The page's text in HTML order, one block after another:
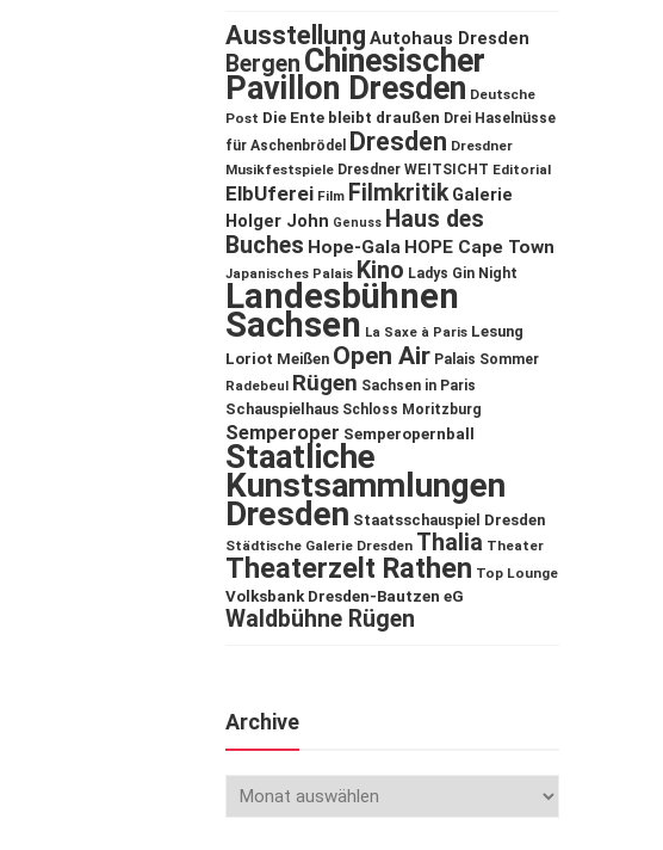
Ausstellung Autohaus Dresden
Bergen Chinesischer
Pavillon Dresden Deutsche
Post Die Ente bleibt draußen Drei Haselnüsse
für Aschenbrödel
Dresden Dresdner
Musikfestspiele Dresdner WEITSICHT Editorial
ElbUferei Film Filmkritik Galerie
Holger John Genuss Haus des
Buches Hope-Gala HOPE Cape Town
Japanisches Palais Kino Ladys Gin Night
Landesbühnen
Sachsen La Saxe à Paris Lesung
Loriot Meißen Open Air Palais Sommer
Radebeul Rügen Sachsen in Paris
Schauspielhaus Schloss Moritzburg
Semperoper Semperopernball
Staatliche
Kunstsammlungen
Dresden Staatsschauspiel Dresden
Städtische Galerie Dresden Thalia Theater
Theaterzelt Rathen Top Lounge
Volksbank Dresden-Bautzen eG
Waldbühne Rügen
Archive